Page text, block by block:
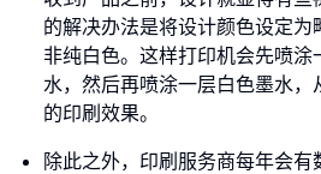
的解决办法是将设计颜色设定
非纯白色。这样打印机会先喷涂
水，然后再喷涂一层白色墨水，
的印刷效果。
除此之外，印刷服务商每年会有